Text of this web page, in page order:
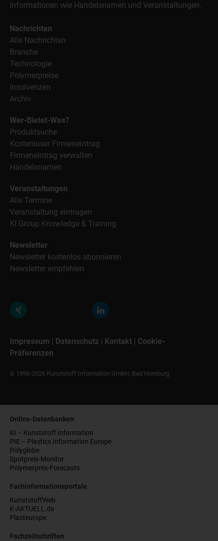
Informationen wie Handelsnamen und Veranstaltungen.
Nachrichten
Alle Nachrichten
Branche
Technologie
Polymerpreise
Insolvenzen
Archiv
Wer-Bietet-Was?
Produktsuche
Kostenloser Firmeneintrag
Firmeneintrag verwalten
Handelsnamen
Veranstaltungen
Alle Termine
Veranstaltung eintragen
KI Group Knowledge & Training
Newsletter
Newsletter kostenlos abonnieren
Newsletter empfehlen
Impressum | Datenschutz | Kontakt | Cookie-
Präferenzen
© 1996-2026 Kunststoff Information GmbH, Bad Homburg
Online-Datenbanken
KI – Kunststoff Information
PIE – Plastics Information Europe
Polyglobe
Spotpreis-Monitor
Polymerpres-Forecasts
Fachinformationsportale
KunststoffWeb
K-AKTUELL.de
Plasteurope
Fachzeitschriften